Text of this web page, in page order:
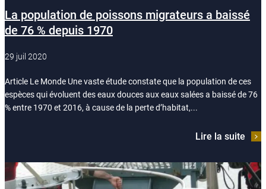
La population de poissons migrateurs a baissé
de 76 % depuis 1970
29 juil 2020
Article Le Monde Une vaste étude constate que la population de ces
espèces qui évoluent des eaux douces aux eaux salées a baissé de 76
% entre 1970 et 2016, à cause de la perte d’habitat,...
Lire la suite